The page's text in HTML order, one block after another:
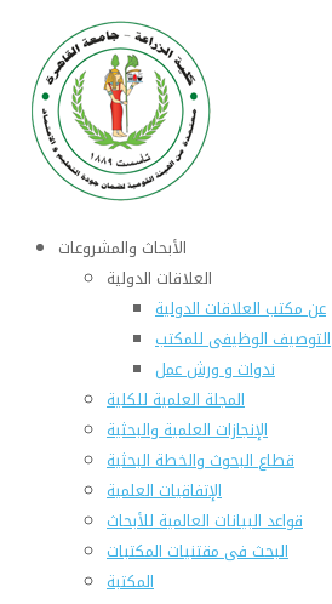
الأبحاث والمشروعات
العلاقات الدولية
عن مكتب العلاقات الدولية
التوصيف الوظيفى للمكتب
ندوات و ورش عمل
المجلة العلمية للكلية
الإنجازات العلمية والبحثية
قطاع البحوث والخطة البحثية
الإتفاقيات العلمية
قواعد البيانات العالمية للأبحاث
البحث فى مقتنيات المكتبات
المكتبة